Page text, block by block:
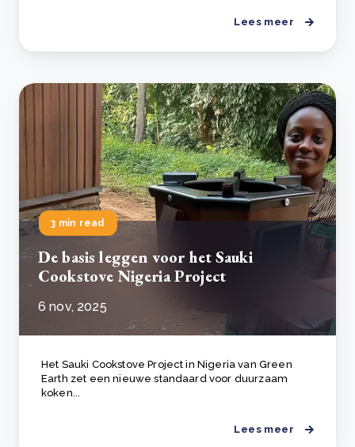
Lees meer
3 min read
De basis leggen voor het Sauki
Cookstove Nigeria Project
6 nov, 2025
Het Sauki Cookstove Project in Nigeria van Green
Earth zet een nieuwe standaard voor duurzaam
koken...
Lees meer